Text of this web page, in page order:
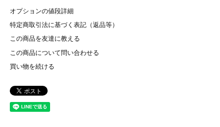
オプションの値段詳細
特定商取引法に基づく表記（返品等）
この商品を友達に教える
この商品について問い合わせる
買い物を続ける